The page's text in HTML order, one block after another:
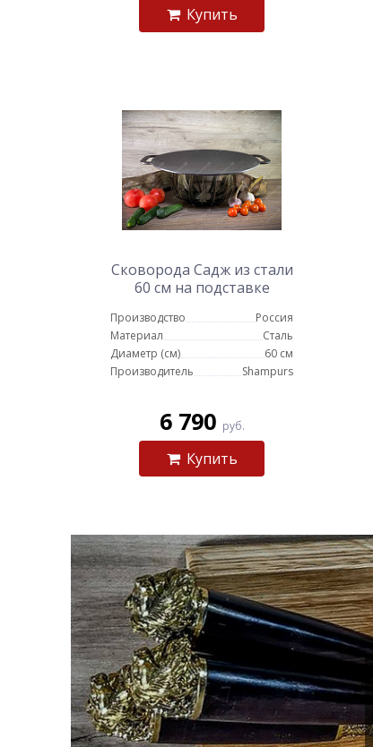
Купить
Сковорода Садж из стали
60 см на подставке
Производство
Россия
Материал
Сталь
Диаметр (см)
60 см
Производитель
Shampurs
6 790 руб.
Купить